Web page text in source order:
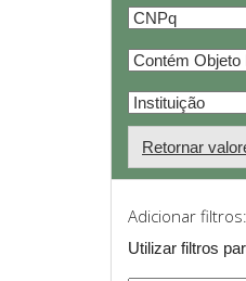
Retornar
Adicionar filtros:
Utilizar filtros